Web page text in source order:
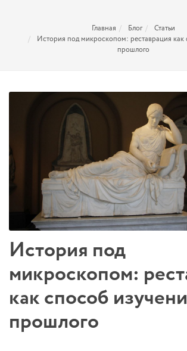
Главная Блог
Статьи
История под микроскопом: реставрация как
прошлого
История под
микроскопом:
как способ
прошлого